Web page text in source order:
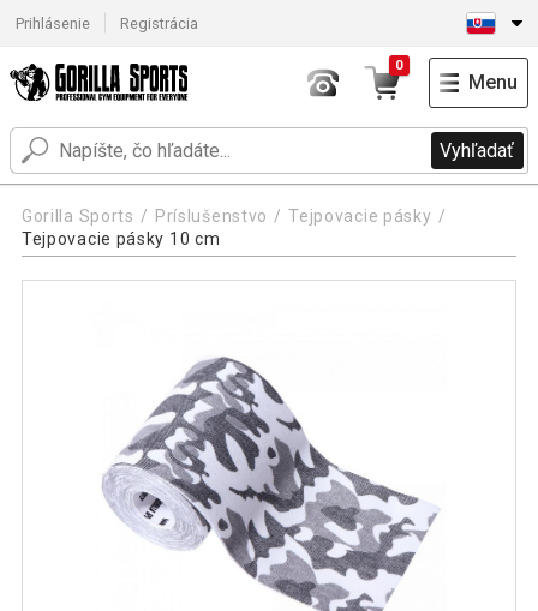
Prihlásenie Registrácia
Vyhľadať
0
Menu
Gorilla Sports Príslušenstvo
Tejpovacie pásky
Tejpovacie pásky 10 cm